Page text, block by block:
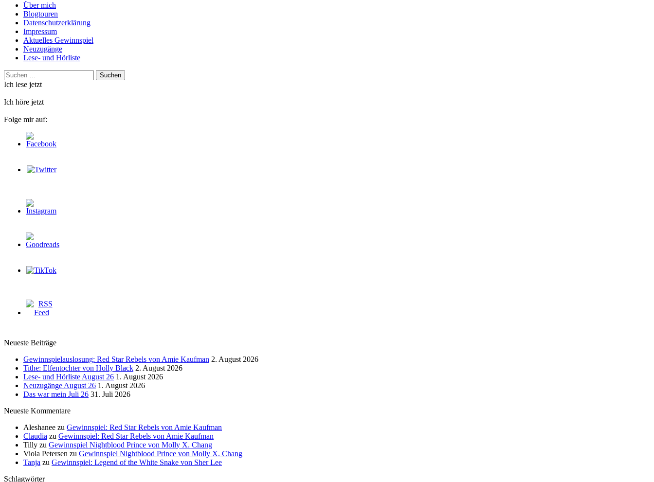
Über mich
Blogtouren
Datenschutzerklärung
Impressum
Aktuelles Gewinnspiel
Neuzugänge
Lese- und Hörliste
Suchen
nach:
Ich lese jetzt
Ich höre jetzt
Folge mir auf:
Neueste Beiträge
Gewinnspielauslosung: Red Star Rebels von Amie Kaufman 2. August 2026
Tithe: Elfentochter von Holly Black 2. August 2026
Lese- und Hörliste August 26 1. August 2026
Neuzugänge August 26 1. August 2026
Das war mein Juli 26 31. Juli 2026
Neueste Kommentare
Aleshanee zu Gewinnspiel: Red Star Rebels von Amie Kaufman
Claudia zu Gewinnspiel: Red Star Rebels von Amie Kaufman
Tilly zu Gewinnspiel Nightblood Prince von Molly X. Chang
Viola Petersen zu Gewinnspiel Nightblood Prince von Molly X. Chang
Tanja zu Gewinnspiel: Legend of the White Snake von Sher Lee
Schlagwörter